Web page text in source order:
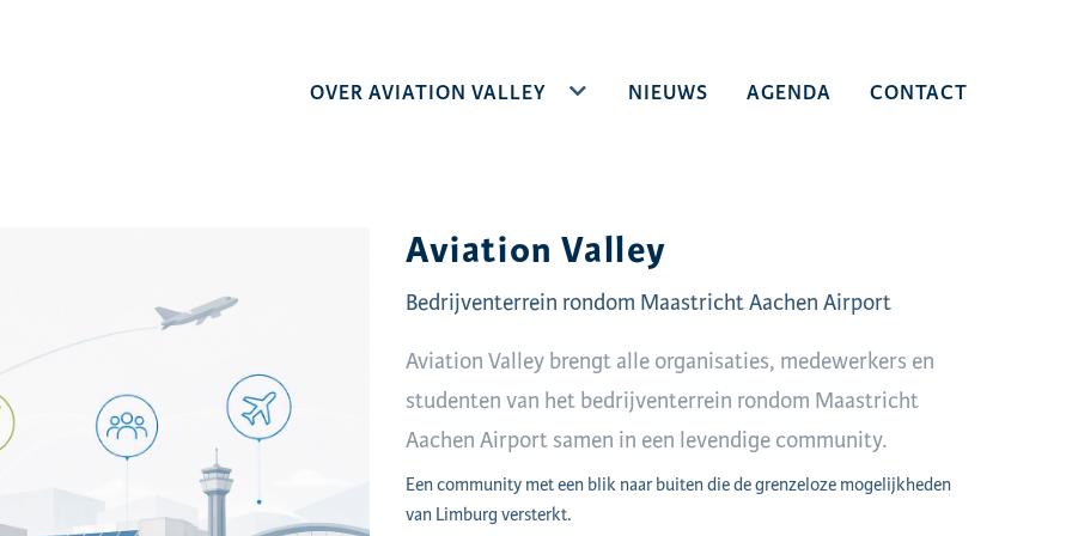
OVER AVIATION VALLEY TOGGLE DROPDOWN
NIEUWS AGENDA CONTACT
Aviation Valley
Bedrijventerrein rondom Maastricht Aachen Airport
Aviation Valley brengt alle organisaties, medewerkers en
studenten van het bedrijventerrein rondom Maastricht
Aachen Airport samen in een levendige community.
Een community met een blik naar buiten die de grenzeloze mogelijkheden
van Limburg versterkt.